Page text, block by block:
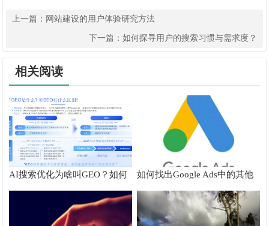
上一篇： 网站建设的用户体验研究方法
下一篇： 如何探寻用户的搜索习惯与需求度？
相关阅读
AI搜索优化为啥叫GEO？如何
在AI搜索中获得排名？
如何找出Google Ads中的其他
搜索字词